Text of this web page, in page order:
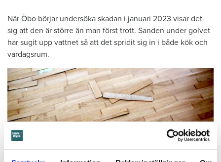
När Öbo börjar undersöka skadan i januari 2023 visar det
sig att den är större än man först trott. Sanden under golvet
har sugit upp vattnet så att det spridit sig in i både kök och
vardagsrum.